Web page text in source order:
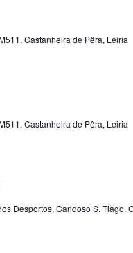
Castanheira de Pêra, Leiria
Castanheira de Pêra, Leiria
Desportos, Candoso S. Tiago,